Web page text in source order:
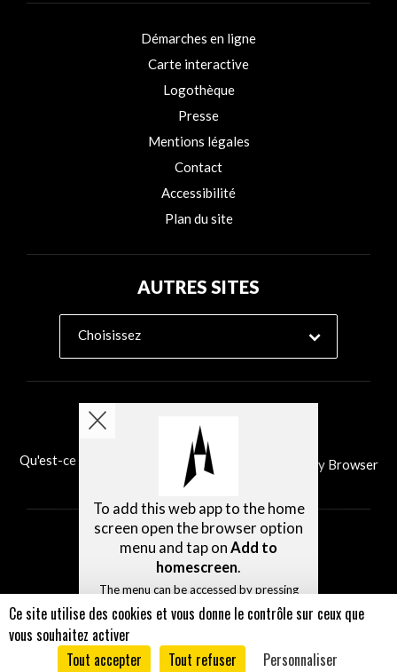
Démarches en ligne
Carte interactive
Logothèque
Presse
Mentions légales
Contact
Accessibilité
Plan du site
AUTRES SITES
Choisissez
Qu'est-ce que Ability Browser? Installer Ability Browser
Ce site utilise des cookies et vous donne le contrôle sur ceux que
vous souhaitez activer
Tout accepter
Tout refuser Personnaliser
To add this web app to the home
screen open the browser option
menu and tap on Add to
homescreen.
The menu can be accessed by pressing
the menu hardware button if your device
has one, or by tapping the top right